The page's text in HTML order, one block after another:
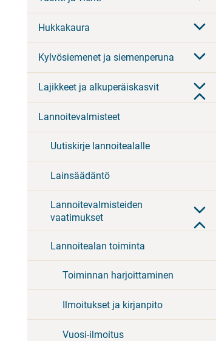
Hukkakaura
Kylvösiemenet ja siemenperuna
Lajikkeet ja alkuperäiskasvit
Lannoitevalmisteet
Uutiskirje lannoitealalle
Lainsäädäntö
Lannoitevalmisteiden
vaatimukset
Lannoitealan toiminta
Toiminnan harjoittaminen
Ilmoitukset ja kirjanpito
Vuosi-ilmoitus